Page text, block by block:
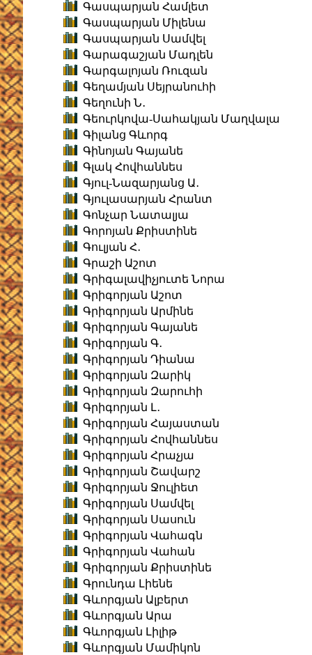
Գասպարյան Համլետ
Գասպարյան Միլենա
Գասպարյան Սամվել
Գարագաշյան Մադլեն
Գարգալոյան Ռուզան
Գեղամյան Սեյրանուհի
Գեղունի Ն․
Գեուրկովա-Սահակյան Մաղվալա
Գիլանց Գևորգ
Գինոյան Գայանե
Գլակ Հովհաննես
Գյուլ-Նազարյանց Ա․
Գյուլասարյան Հրանտ
Գոնչար Նատալյա
Գորոյան Քրիստինե
Գուլյան Հ․
Գրաշի Աշոտ
Գրիգալավիչյուտե Նորա
Գրիգորյան Աշոտ
Գրիգորյան Արմինե
Գրիգորյան Գայանե
Գրիգորյան Գ․
Գրիգորյան Դիանա
Գրիգորյան Զարիկ
Գրիգորյան Զարուհի
Գրիգորյան Լ․
Գրիգորյան Հայաստան
Գրիգորյան Հովհաննես
Գրիգորյան Հրաչյա
Գրիգորյան Շավարշ
Գրիգորյան Ջուլիետ
Գրիգորյան Սամվել
Գրիգորյան Սասուն
Գրիգորյան Վահագն
Գրիգորյան Վահան
Գրիգորյան Քրիստինե
Գրունդա Լիենե
Գևորգյան Ալբերտ
Գևորգյան Արա
Գևորգյան Լիլիթ
Գևորգյան Մամիկոն